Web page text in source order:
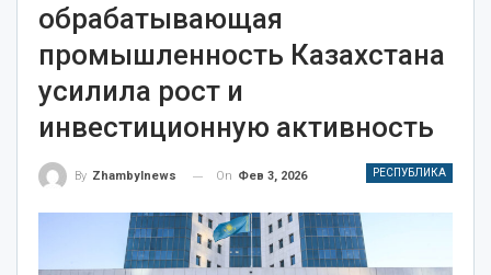
обрабатывающая
промышленность Казахстана
усилила рост и
инвестиционную активность
РЕСПУБЛИКА
By Zhambylnews On Фев 3, 2026